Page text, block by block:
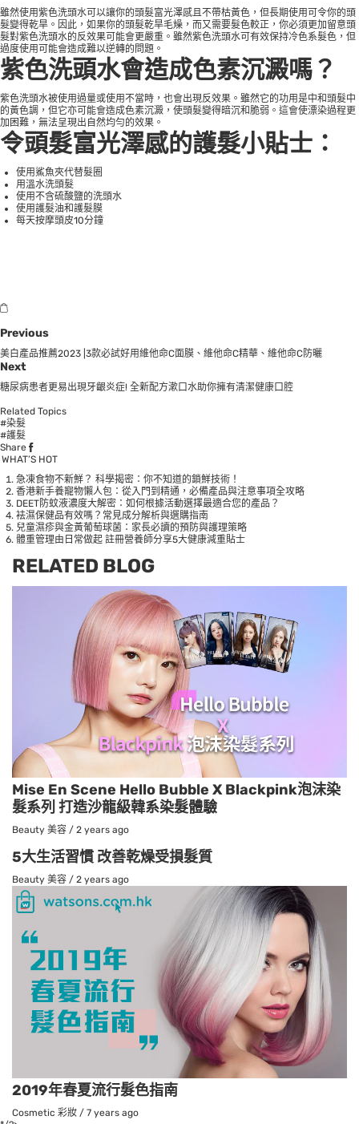
雖然使用紫色洗頭水可以讓你的頭髮富光澤感且不帶枯黃色，但長期使用可令你的頭
髮變得乾旱。因此，如果你的頭髮乾旱毛燥，而又需要髮色較正，你必須更加留意頭
髮對紫色洗頭水的反效果可能會更嚴重。雖然紫色洗頭水可有效保持冷色系髮色，但
過度使用可能會造成難以逆轉的問題。
紫色洗頭水會造成色素沉澱嗎？
紫色洗頭水被使用過量或使用不當時，也會出現反效果。雖然它的功用是中和頭髮中
的黃色調，但它亦可能會造成色素沉澱，使頭髮變得暗沉和脆弱。這會使漂染過程更
加困難，無法呈現出自然均勻的效果。
令頭髮富光澤感的護髮小貼士：
使用鯊魚夾代替髮圈
用溫水洗頭髮
使用不含硫酸鹽的洗頭水
使用護髮油和護髮膜
每天按摩頭皮10分鐘
Previous
美白產品推薦2023 |3款必試好用維他命C面膜、維他命C精華、維他命C防曬
Next
糖尿病患者更易出現牙齦炎症! 全新配方漱口水助你擁有清潔健康口腔
Related Topics
#染髮
#護髮
Share
WHAT’S HOT
急凍食物不新鮮？ 科學揭密：你不知道的鎖鮮技術！
香港新手養寵物懶人包：從入門到精通，必備產品與注意事項全攻略
DEET防蚊液濃度大解密：如何根據活動選擇最適合您的產品？
袪濕保健品有效嗎？常見成分解析與選購指南
兒童濕疹與金黃葡萄球菌：家長必讀的預防與護理策略
體重管理由日常做起 註冊營養師分享5大健康減重貼士
RELATED BLOG
Mise En Scene Hello Bubble X Blackpink泡沫染
髮系列 打造沙龍級韓系染髮體驗
Beauty 美容 / 2 years ago
5大生活習慣 改善乾燥受損髮質
Beauty 美容 / 2 years ago
2019年春夏流行髮色指南
Cosmetic 彩妝 / 7 years ago